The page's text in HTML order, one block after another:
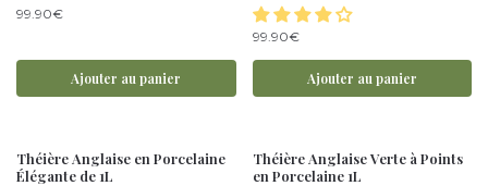
99.90€
Ajouter au panier
99.90€
Ajouter au panier
Théière Anglaise en Porcelaine
Élégante de 1L
Théière Anglaise Verte à Points
en Porcelaine 1L